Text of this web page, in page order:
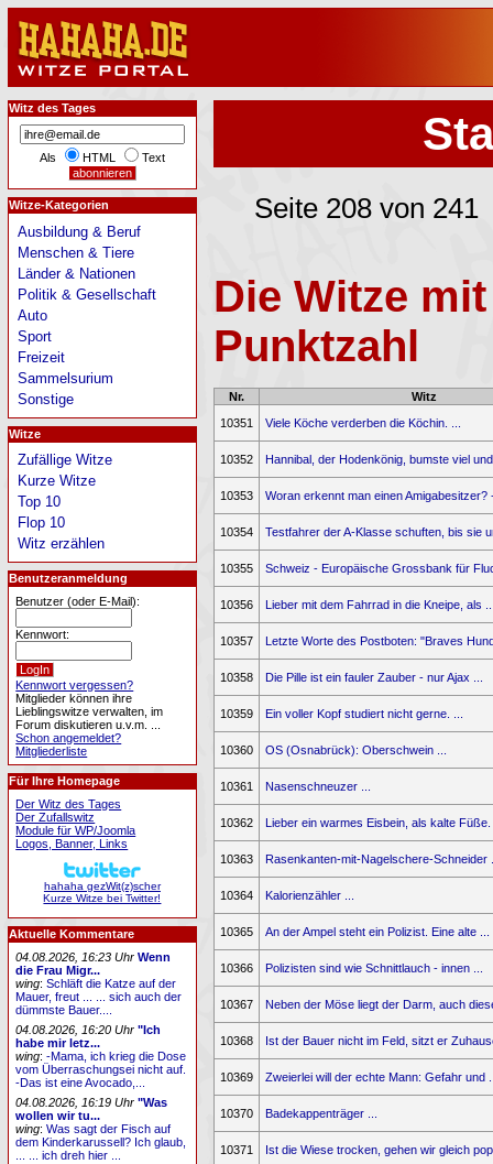
Seite 208 von 241
Die Witze
Punktzahl
Nr.
Witz
10351
Viele Köche verderben die Köchin. ...
10352 Hannibal, der Hodenkönig, bumste viel
10353 Woran erkennt man einen Amigabesitzer?
10354 Testfahrer der A-Klasse schuften, bis sie
10355 Schweiz - Europäische Grossbank für
10356 Lieber mit dem Fahrrad in die Kneipe, als
10357 Letzte Worte des Postboten: "Braves
10358 Die Pille ist ein fauler Zauber - nur Ajax ...
10359 Ein voller Kopf studiert nicht gerne. ...
10360 OS (Osnabrück): Oberschwein ...
10361 Nasenschneuzer ...
10362 Lieber ein warmes Eisbein, als kalte Füße.
10363 Rasenkanten-mit-Nagelschere-Schneider
10364 Kalorienzähler ...
10365 An der Ampel steht ein Polizist. Eine alte ...
10366 Polizisten sind wie Schnittlauch - innen ...
10367 Neben der Möse liegt der Darm, auch
10368 Ist der Bauer nicht im Feld, sitzt er
10369 Zweierlei will der echte Mann: Gefahr und
10370 Badekappenträger ...
10371 Ist die Wiese trocken, gehen wir gleich
Witz des Tages
Als HTML Text
Witze-Kategorien
Ausbildung & Beruf
Menschen & Tiere
Länder & Nationen
Politik & Gesellschaft
Auto
Sport
Freizeit
Sammelsurium
Sonstige
Witze
Zufällige Witze
Kurze Witze
Top 10
Flop 10
Witz erzählen
Benutzeranmeldung
Benutzer (oder E-Mail):
Kennwort:
Kennwort vergessen?
Mitglieder können ihre
Lieblingswitze verwalten, im
Forum diskutieren u.v.m. ...
Schon angemeldet?
Mitgliederliste
Für Ihre Homepage
Der Witz des Tages
Der Zufallswitz
Module für WP/Joomla
Logos, Banner, Links
hahaha gezWit(z)scher
Kurze Witze bei Twitter!
Aktuelle Kommentare
04.08.2026, 16:23 Uhr Wenn
die Frau Migr...
wing:Schläft die Katze auf der
Mauer, freut ... ... sich auch der
dümmste Bauer....
04.08.2026, 16:20 Uhr "Ich
habe mir letz...
wing:-Mama, ich krieg die Dose
vom Überraschungsei nicht auf.
-Das ist eine Avocado,...
04.08.2026, 16:19 Uhr "Was
wollen wir tu...
wing:Was sagt der Fisch auf
dem Kinderkarussell? Ich glaub,
... ... ich dreh hier ...